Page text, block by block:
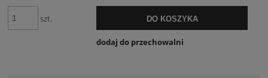
szt. DO KOSZYKA
dodaj do przechowalni